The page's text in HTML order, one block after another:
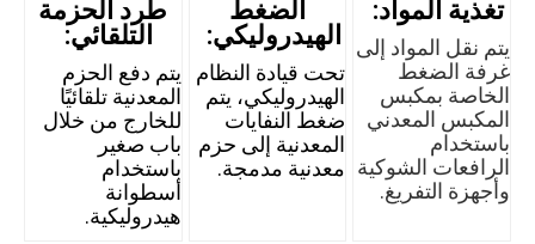
تغذية المواد:
يتم نقل المواد إلى
غرفة الضغط
الخاصة بمكبس
المكبس المعدني
باستخدام
الرافعات الشوكية
وأجهزة التفريغ.
الضغط
الهيدروليكي:
تحت قيادة النظام
الهيدروليكي، يتم
ضغط النفايات
المعدنية إلى حزم
معدنية مدمجة.
طرد الحزمة
التلقائي:
يتم دفع الحزم
المعدنية تلقائيًا
للخارج من خلال
باب صغير
باستخدام
أسطوانة
هيدروليكية.